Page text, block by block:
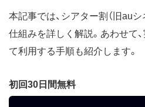
本記事では、シアター割（旧au
仕組みを詳しく解説。あわせて
て利用する手順も紹介します。
初回30日間無料